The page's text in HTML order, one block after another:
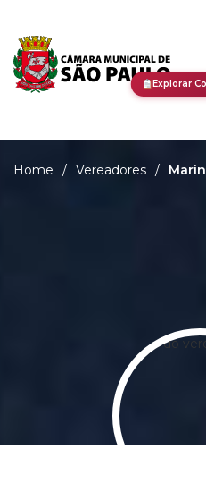
Explorar
Home / Vereadores /